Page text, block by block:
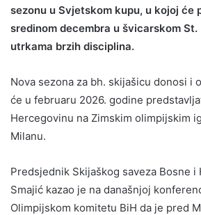
sezonu u Svjetskom kupu, u kojoj će
sredinom decembra u švicarskom St.
utrkama brzih disciplina.
Nova sezona za bh. skijašicu donosi i
će u februaru 2026. godine
Hercegovinu na Zimskim olimpijskim
Milanu.
Predsjednik Skijaškog saveza Bosne
Smajić kazao je na današnjoj
Olimpijskom komitetu BiH da je pred